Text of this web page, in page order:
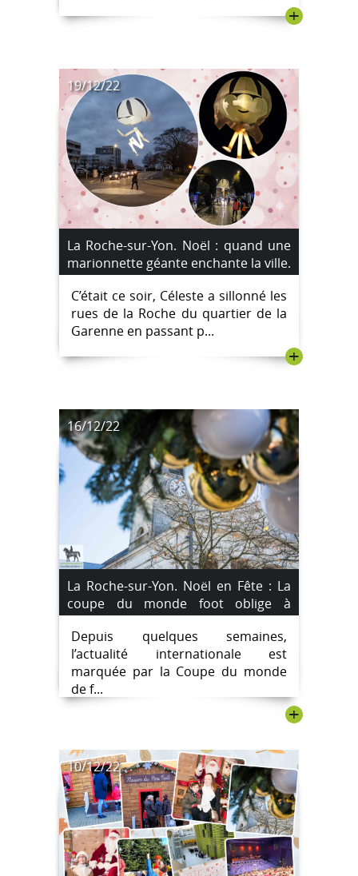
+
19/12/22
La Roche-sur-Yon. Noël : quand une
marionnette géante enchante la ville.
C’était ce soir, Céleste a sillonné les
rues de la Roche du quartier de la
Garenne en passant p...
+
16/12/22
La Roche-sur-Yon. Noël en Fête : La
coupe du monde foot oblige à
décaler des festivités.
Depuis quelques semaines,
l’actualité internationale est
marquée par la Coupe du monde
de f...
+
10/12/22